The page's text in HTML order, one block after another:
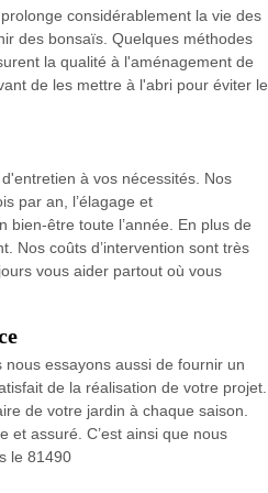
considérablement la vie des
des bonsaïs. Quelques méthodes
la qualité à l'aménagement de
de les mettre à l'abri pour éviter le
à vos nécessités. Nos
par an, l’élagage et
bien-être toute l’année. En plus de
Nos coûts d’intervention sont très
vous aider partout où vous
essayons aussi de fournir un
de la réalisation de votre projet.
de votre jardin à chaque saison.
et assuré. C’est ainsi que nous
le 81490